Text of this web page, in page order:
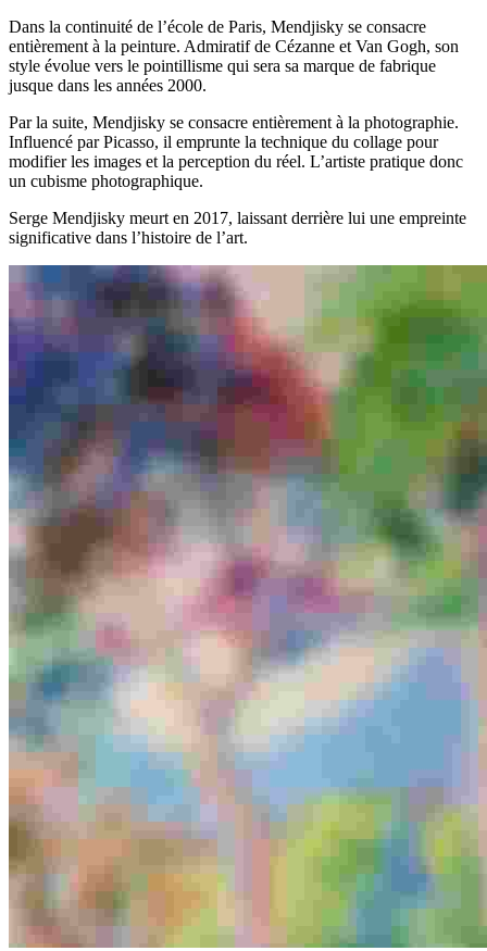
Dans la continuité de l’école de Paris, Mendjisky se consacre
entièrement à la peinture. Admiratif de Cézanne et Van Gogh, son
style évolue vers le pointillisme qui sera sa marque de fabrique
jusque dans les années 2000.
Par la suite, Mendjisky se consacre entièrement à la photographie.
Influencé par Picasso, il emprunte la technique du collage pour
modifier les images et la perception du réel. L’artiste pratique donc
un cubisme photographique.
Serge Mendjisky meurt en 2017, laissant derrière lui une empreinte
significative dans l’histoire de l’art.